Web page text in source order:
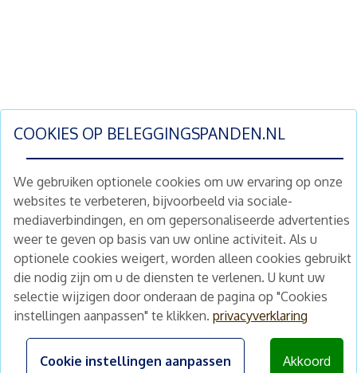
COOKIES OP BELEGGINGSPANDEN.NL
We gebruiken optionele cookies om uw ervaring op onze
websites te verbeteren, bijvoorbeeld via sociale-
mediaverbindingen, en om gepersonaliseerde advertenties
weer te geven op basis van uw online activiteit. Als u
optionele cookies weigert, worden alleen cookies gebruikt
die nodig zijn om u de diensten te verlenen. U kunt uw
selectie wijzigen door onderaan de pagina op "Cookies
instellingen aanpassen" te klikken. privacyverklaring
Cookie instellingen aanpassen Akkoord
Schrijf je nu in en ontvang wekelijks ons
nieuwe aanbod vastgoedbeleggingen.
Nieuwsbrief Abonneren
Home
Te koop
Nieuws
Schimmelstraat 5H
1053 TA Amsterdam
+31 (0) 30 225 31 12